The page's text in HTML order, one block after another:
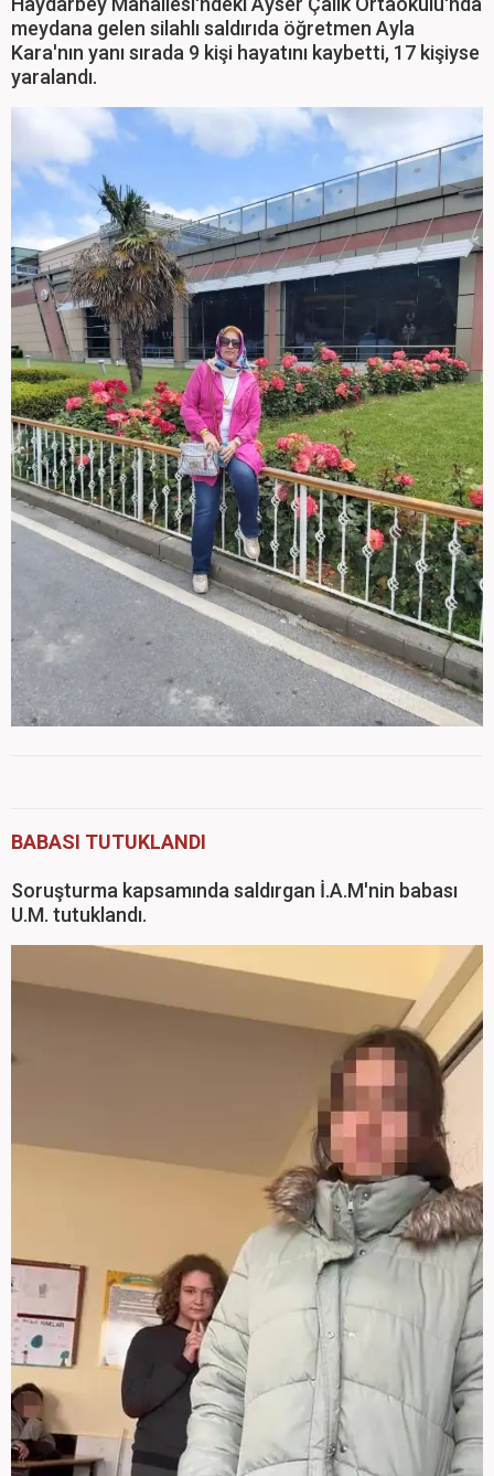
meydana gelen silahlı saldırıda öğretmen Ayla
Kara'nın yanı sırada 9 kişi hayatını kaybetti, 17 kişiyse
yaralandı.
BABASI TUTUKLANDI
Soruşturma kapsamında saldırgan İ.A.M'nin babası
U.M. tutuklandı.